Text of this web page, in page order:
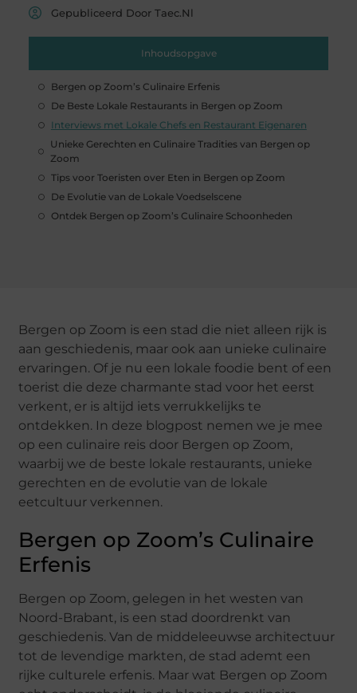
Gepubliceerd Door Taec.nl
Inhoudsopgave
Bergen op Zoom’s Culinaire Erfenis
De Beste Lokale Restaurants in Bergen op Zoom
Interviews met Lokale Chefs en Restaurant Eigenaren
Unieke Gerechten en Culinaire Tradities van Bergen op
Zoom
Tips voor Toeristen over Eten in Bergen op Zoom
De Evolutie van de Lokale Voedselscene
Ontdek Bergen op Zoom’s Culinaire Schoonheden
Bergen op Zoom is een stad die niet alleen rijk is
aan geschiedenis, maar ook aan unieke culinaire
ervaringen. Of je nu een lokale foodie bent of een
toerist die deze charmante stad voor het eerst
verkent, er is altijd iets verrukkelijks te
ontdekken. In deze blogpost nemen we je mee
op een culinaire reis door Bergen op Zoom,
waarbij we de beste lokale restaurants, unieke
gerechten en de evolutie van de lokale
eetcultuur verkennen.
Bergen op Zoom’s Culinaire
Erfenis
Bergen op Zoom, gelegen in het westen van
Noord-Brabant, is een stad doordrenkt van
geschiedenis. Van de middeleeuwse architectuur
tot de levendige markten, de stad ademt een
rijke culturele erfenis. Maar wat Bergen op Zoom